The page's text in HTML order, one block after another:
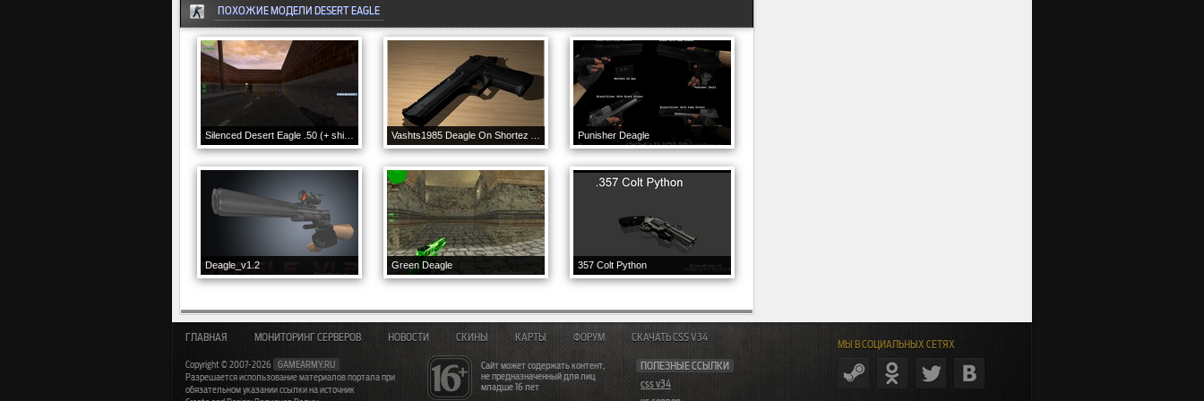
ПОХОЖИЕ МОДЕЛИ DESERT EAGLE
Punisher Deagle
Deagle_v1.2 Green Deagle 357 Colt Python
МЫ В СОЦИАЛЬНЫХ СЕТЯХ
Сайт может содержать контент,
не предназначенный для лиц
младше 16 лет
ПОЛЕЗНЫЕ ССЫЛКИ
css v34
ГЛАВНАЯ МОНИТОРИНГ СЕРВЕРОВ НОВОСТИ СКИНЫ КАРТЫ ФОРУМ СКАЧАТЬ CSS V34
Copyright © 2007-2026
GAMEARMY.RU
Разрешается использование материалов портала при
обязательном указании ссылки на источник